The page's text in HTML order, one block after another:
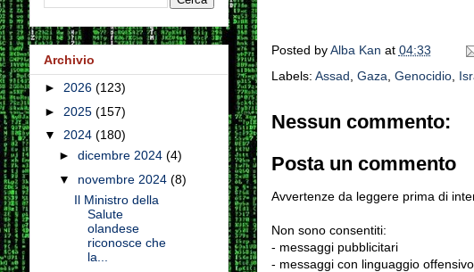
Posted byAlba Kan at 04:33
Labels: Assad Gaza Genocidio,
Nessun commento:
Posta un commento
Avvertenze da leggere prima di
Non sono consentiti:
- messaggi pubblicitari
- messaggi con linguaggio offensivo
Archivio
► 2026 (123)
► 2025 (157)
▼ 2024 (180)
►dicembre 2024(4)
▼ novembre 2024(8)
Il Ministro della
Salute
olandese
riconosce che
la...